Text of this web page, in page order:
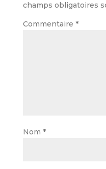
champs obligatoires
Commentaire *
Nom *